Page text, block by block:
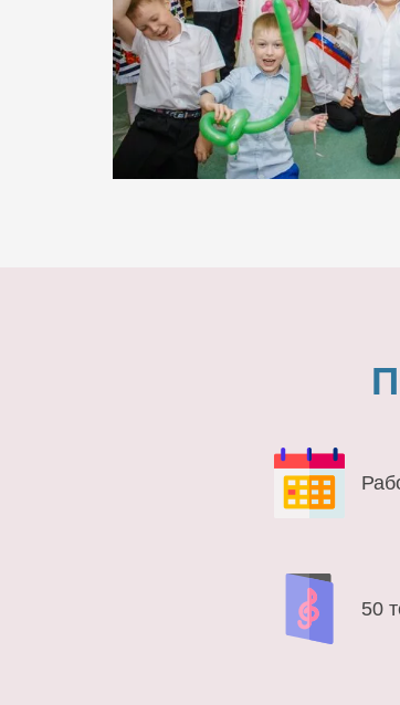
50